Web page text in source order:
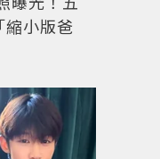
小版爸